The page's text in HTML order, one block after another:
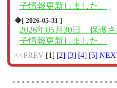
子情報更新しました。
◆[ 2026-05-31 ]
2026年05月30日 保護さ
子情報更新しました。
<<PREV [1] [2] [3] [4] [5]